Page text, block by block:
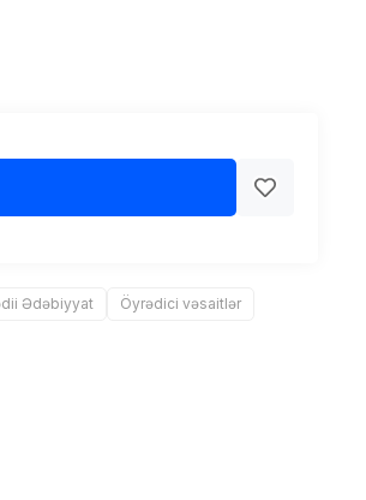
Ədəbiyyat
Öyrədici vəsaitlər